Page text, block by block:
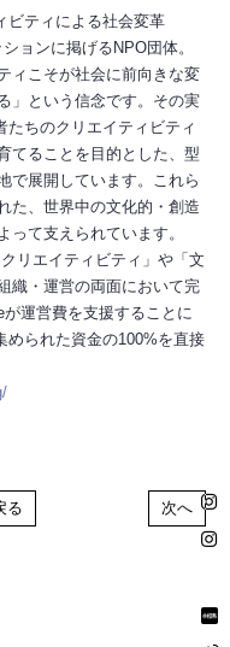
ビティによる社会変革
ョンに掲げるNPO団体。
ィこそが社会に前向きな変
」という信念です。その実
ちのクリエイティビティ
てることを目的とした、型
で展開しています。これら
た、世界中の文化的・創造
って支えられています。
リエイティビティ」や「文
織・運営の両面において完
運営費を支援することに
められた資金の100%を直接
る 次へ
へのお願い
声データ、映像データ等)の無断